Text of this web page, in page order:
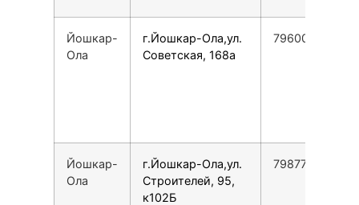
Йошкар-
Ола
г.Йошкар-Ола,ул.
Советская, 168а
79600939948
Йошкар-
Ола
г.Йошкар-Ола,ул.
Строителей, 95,
к102Б
79877004554